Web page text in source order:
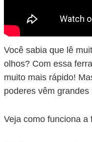
Você sabia que lê
olhos? Com essa
muito mais rápido!
poderes vêm
Veja como funciona a